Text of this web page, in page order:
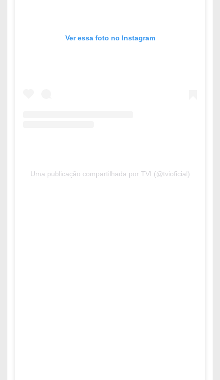
Ver essa foto no Instagram
Uma publicação compartilhada por TVI (@tvioficial)